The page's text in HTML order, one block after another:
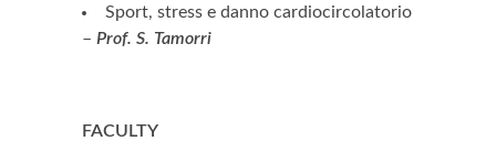
Sport, stress e danno cardiocircolatorio
– Prof. S. Tamorri
FACULTY